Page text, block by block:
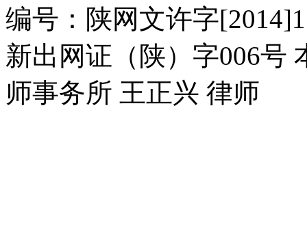
编号：陕网文许字
新出网证（陕）字006号
师事务所 王正兴 律师